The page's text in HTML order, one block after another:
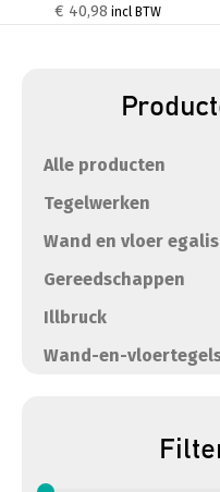
€ 40,98 incl BTW
Alle producten
Tegelwerken
Wand en vloer
Gereedschappen
Illbruck
Wand-en-